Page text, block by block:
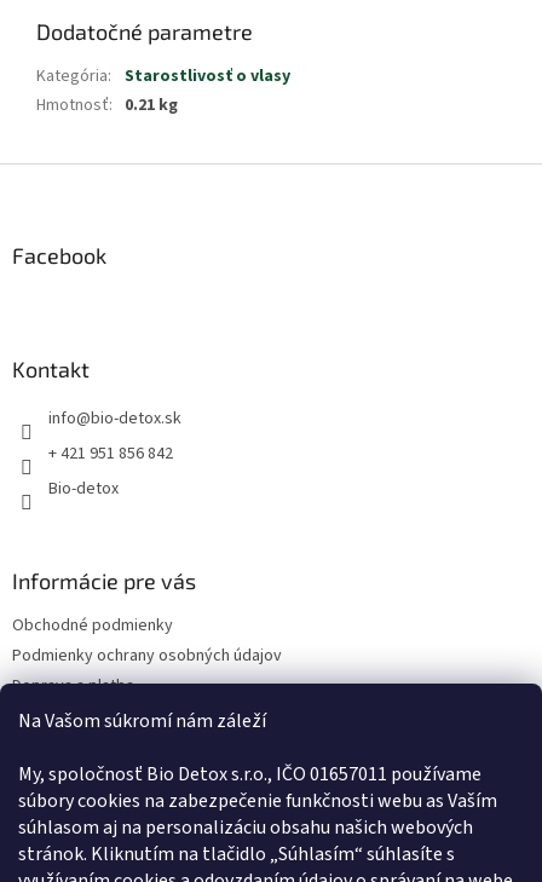
Na Vašom súkromí nám záleží
My, spoločnosť Bio Detox s.r.o., IČO 01657011 používame
súbory cookies na zabezpečenie funkčnosti webu as Vaším
súhlasom aj na personalizáciu obsahu našich webových
stránok. Kliknutím na tlačidlo „Súhlasím“ súhlasíte s
Dodatočné parametre
Kategória: Starostlivosť o vlasy
Hmotnosť: 0.21 kg
Facebook
Kontakt
info@bio-detox.sk
+ 421 951 856 842
Bio-detox
Informácie pre vás
Obchodné podmienky
Podmienky ochrany osobných údajov
Doprava a platba
Kontakty
Reklamačný poriadok
Poučenie o uplatnení práva spotrebiteľa na odstúpenie od zmluvy
Vernostný program
Pravidlá vernostného programu